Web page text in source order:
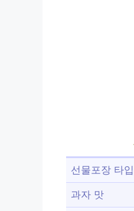
선물포장 타입
과자 맛